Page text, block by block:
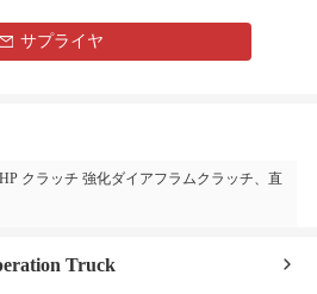
サプライヤ
クラッチ 強化ダイアフラムクラッチ、直
Truck